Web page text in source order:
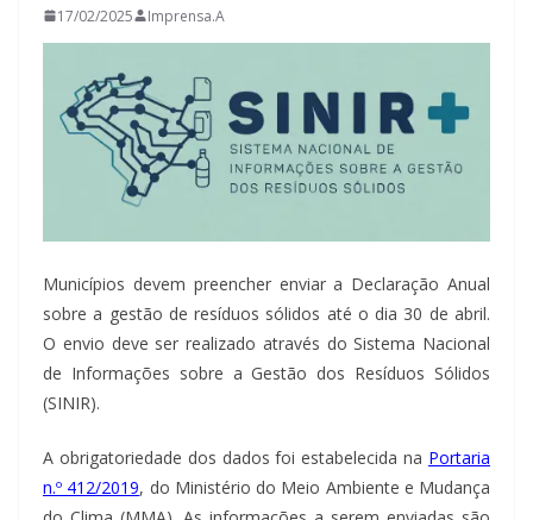
17/02/2025 Imprensa.A
Municípios devem preencher enviar a Declaração Anual
sobre a gestão de resíduos sólidos até o dia 30 de abril.
O envio deve ser realizado através do Sistema Nacional
de Informações sobre a Gestão dos Resíduos Sólidos
(SINIR).
A obrigatoriedade dos dados foi estabelecida na Portaria
n.º 412/2019, do Ministério do Meio Ambiente e Mudança